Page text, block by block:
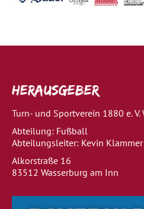
Herausgeber
Turn- und Sportverein 1880 e. V.
Abteilung: Fußball
Abteilungsleiter: Kevin Klammer
Alkorstraße 16
83512 Wasserburg am Inn